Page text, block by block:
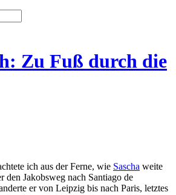
Zu Fuß durch die
ich aus der Ferne, wie Sascha weite
den Jakobsweg nach Santiago de
er von Leipzig bis nach Paris, letztes